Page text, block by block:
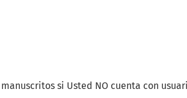
si Usted NO cuenta con